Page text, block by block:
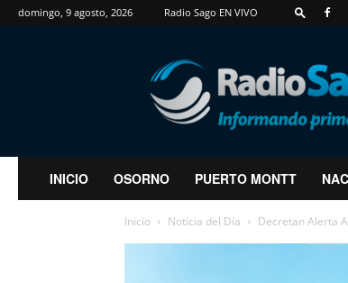
domingo, 9 agosto, 2026 Radio Sago EN VIVO
RadioSago
INICIO OSORNO PUERTO MONTT
Inicio Noticia del Día Decretan Alerta